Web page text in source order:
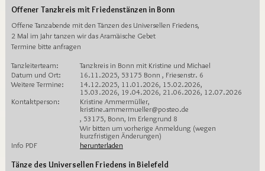
Offener Tanzkreis mit Friedenstänzen in Bonn
Offene Tanzabende mit den Tänzen des Universellen Friedens,
2 Mal im Jahr tanzen wir das Aramäische Gebet
Termine bitte anfragen
Tanzleiterteam:
Tanzkreis in Bonn mit Kristine und Michael
Datum und Ort:
16.11.2025, 53175 Bonn , Friesenstr. 6
Weitere Termine:
14.12.2025, 11.01.2026, 15.02.2026,
15.03.2026, 19.04.2026, 21.06.2026, 12.07.2026
Kontaktperson:
Kristine Ammermüller,
kristine.ammermueller@posteo.de
, 53175, Bonn, Im Erlengrund 8
Wir bitten um vorherige Anmeldung (wegen
kurzfristigen Änderungen)
Info PDF
herunterladen
Tänze des Universellen Friedens in Bielefeld